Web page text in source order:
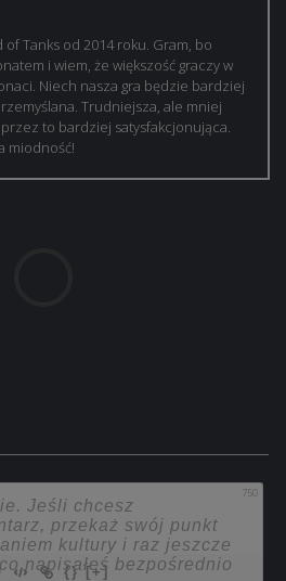
of Tanks od 2014 roku. Gram, bo
i wiem, że większość graczy w
Niech nasza gra będzie bardziej
Trudniejsza, ale mniej
to bardziej satysfakcjonująca.
miodność!
750
{} [+]